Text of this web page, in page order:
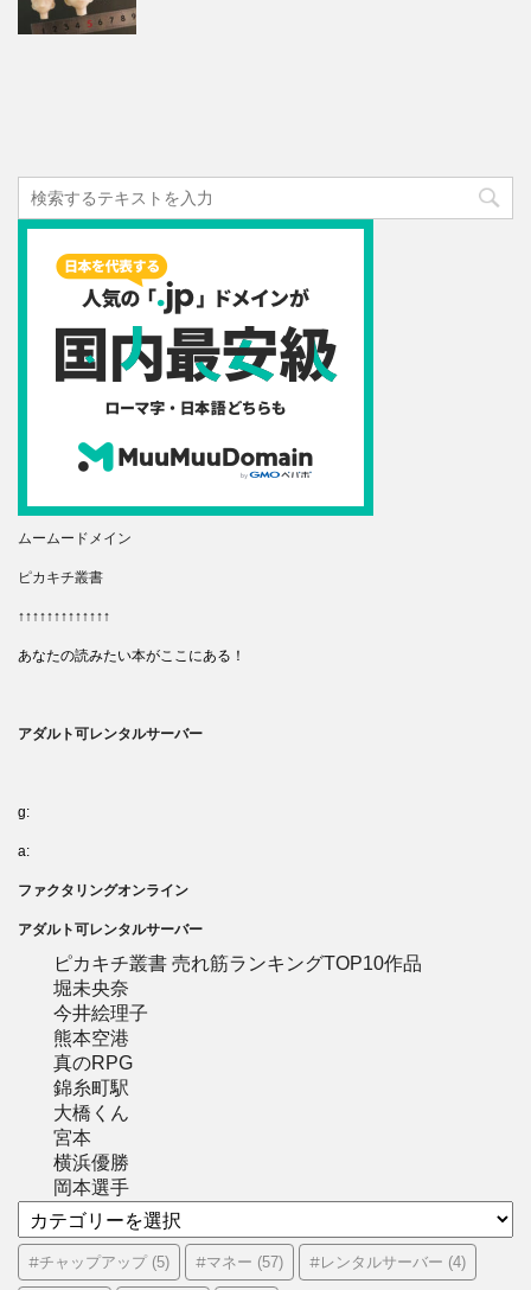
ムームードメイン
ピカキチ叢書
↑↑↑↑↑↑↑↑↑↑↑↑↑
あなたの読みたい本がここにある！
アダルト可レンタルサーバー
g:
a:
ファクタリングオンライン
アダルト可レンタルサーバー
ピカキチ叢書 売れ筋ランキングTOP10作品
堀未央奈
今井絵理子
熊本空港
真のRPG
錦糸町駅
大橋くん
宮本
横浜優勝
岡本選手
テ
ゴ
リ
#チャップアップ(5) #マネー (57) #レンタルサーバー (4)